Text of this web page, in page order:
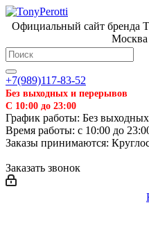
Официальный сайт бренда
+7(989)117-83-52
Без выходных и перерывов
С 10:00 до 23:00
График работы: Без выходных
Время работы: с 10:00 до
Заказы принимаются:
Заказать звонок